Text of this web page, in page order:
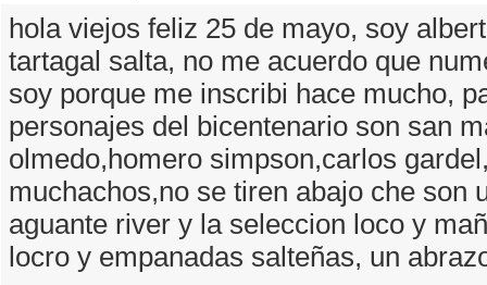
hola viejos feliz 25 de mayo, soy
tartagal salta, no me acuerdo que
soy porque me inscribi hace mucho,
personajes del bicentenario son san
olmedo,homero simpson,carlos
muchachos,no se tiren abajo che son
aguante river y la seleccion loco y
locro y empanadas salteñas, un